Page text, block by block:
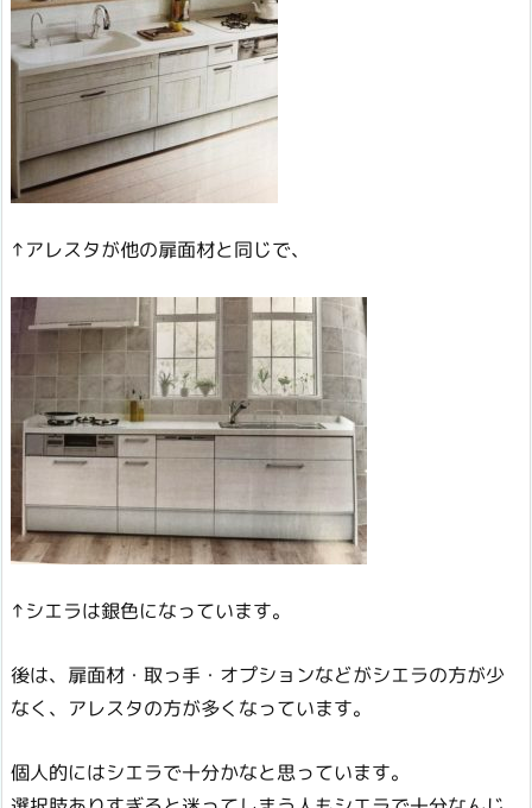
↑アレスタが他の扉面材と同じで、
↑シエラは銀色になっています。
後は、扉面材・取っ手・オプションなどがシエラの方が少
なく、アレスタの方が多くなっています。
個人的にはシエラで十分かなと思っています。